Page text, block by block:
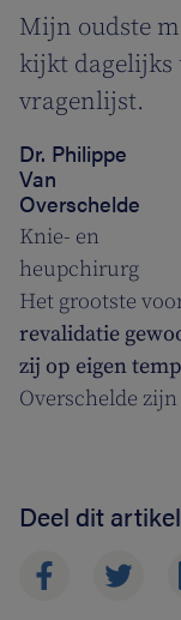
Dr. Philippe
Van
Overschelde
Knie- en
heupchirurg
Mijn oudste
kijkt dagelijks
vragenlijst.
Het grootste
revalidatie
zij op eigen
Overschelde
Deel dit artikel